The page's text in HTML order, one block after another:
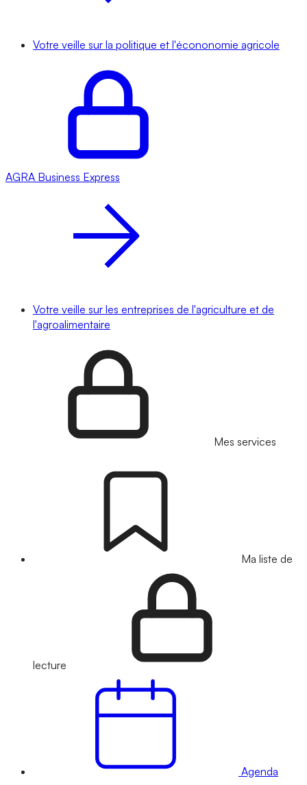
Votre veille sur la politique et l'écononomie agricole
AGRA Business Express
Votre veille sur les entreprises de l'agriculture et de
l'agroalimentaire
Mes services
Ma liste de
lecture
Agenda